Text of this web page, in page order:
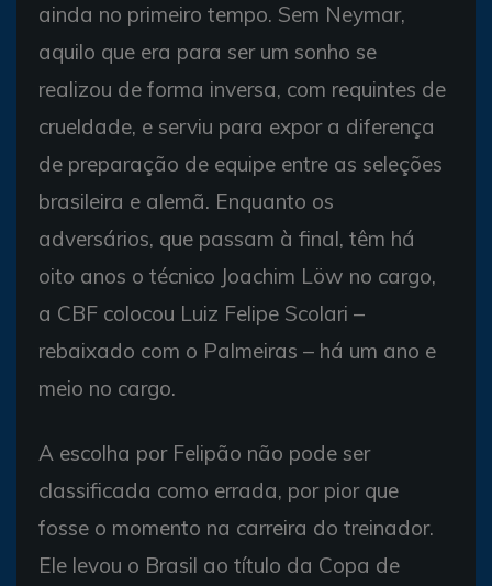
ainda no primeiro tempo. Sem Neymar,
aquilo que era para ser um sonho se
realizou de forma inversa, com requintes de
crueldade, e serviu para expor a diferença
de preparação de equipe entre as seleções
brasileira e alemã. Enquanto os
adversários, que passam à final, têm há
oito anos o técnico Joachim Löw no cargo,
a CBF colocou Luiz Felipe Scolari –
rebaixado com o Palmeiras – há um ano e
meio no cargo.
A escolha por Felipão não pode ser
classificada como errada, por pior que
fosse o momento na carreira do treinador.
Ele levou o Brasil ao título da Copa de